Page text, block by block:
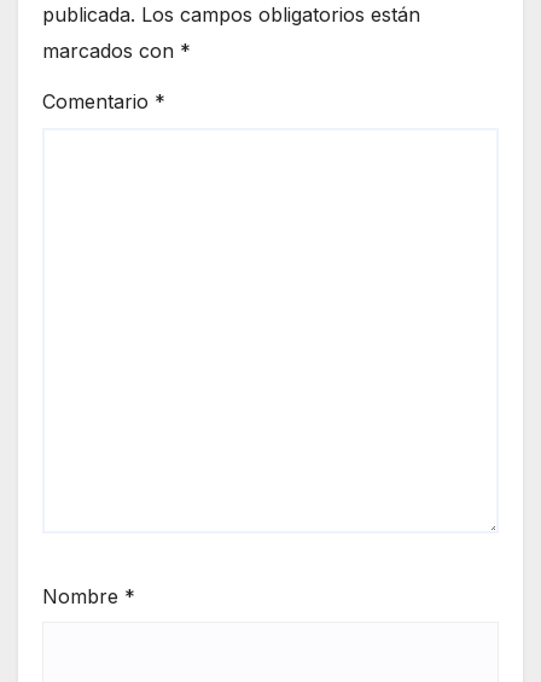
publicada. Los campos obligatorios están
marcados con *
Comentario *
Nombre *